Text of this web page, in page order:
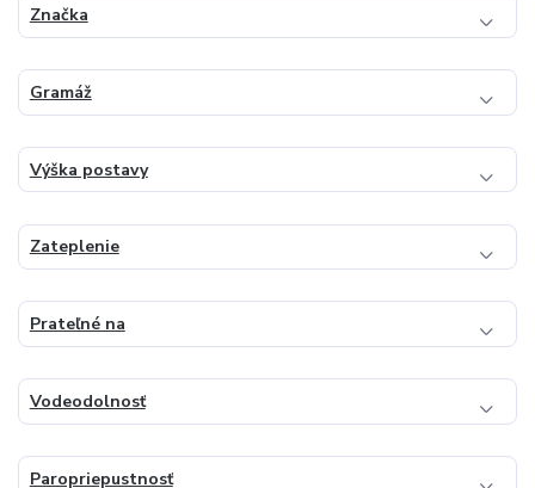
Značka
Gramáž
Výška postavy
Zateplenie
Prateľné na
Vodeodolnosť
Paropriepustnosť